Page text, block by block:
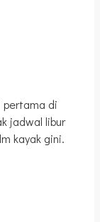
pertama di
jadwal libur
kayak gini.